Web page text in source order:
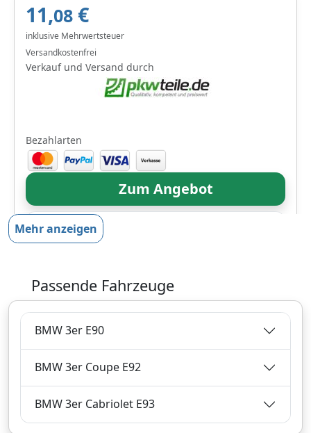
11,08 €
inklusive Mehrwertsteuer
Versandkostenfrei
Verkauf und Versand durch
Bezahlarten
Zum Angebot
Produktinformationen des Anbieters
11,24€
inklusive Mehrwertsteuer
Versandkostenfrei
Mehr anzeigen
Passende Fahrzeuge
BMW 3er E90
BMW 3er Coupe E92
BMW 3er Cabriolet E93